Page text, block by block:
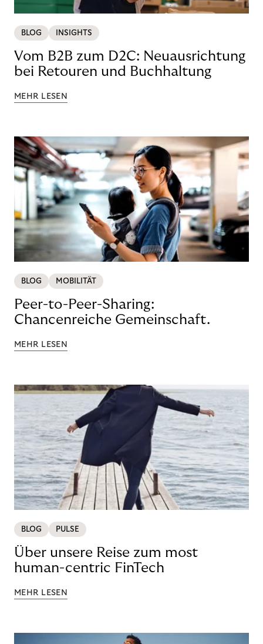
BLOG INSIGHTS
Vom B2B zum D2C: Neuausrichtung
bei Retouren und Buchhaltung
MEHR LESEN
BLOG MOBILITÄT
Peer-to-Peer-Sharing:
Chancenreiche Gemeinschaft.
MEHR LESEN
BLOG PULSE
Über unsere Reise zum most
human-centric FinTech
MEHR LESEN